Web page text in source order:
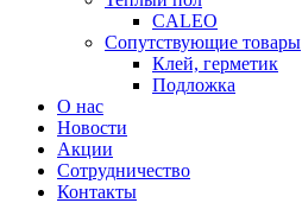
CALEO
Сопутствующие товары
Клей, герметик
Подложка
О нас
Новости
Акции
Сотрудничество
Контакты